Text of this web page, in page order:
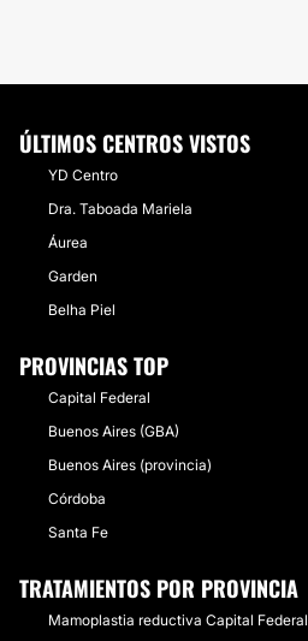
ÚLTIMOS CENTROS VISTOS
YD Centro
Dra. Taboada Mariela
Áurea
Garden
Belha Piel
PROVINCIAS TOP
Capital Federal
Buenos Aires (GBA)
Buenos Aires (provincia)
Córdoba
Santa Fe
TRATAMIENTOS POR PROVINCIA
Mamoplastia reductiva Capital Federal